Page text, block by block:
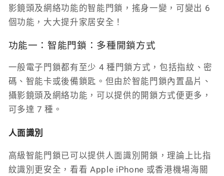
影鏡頭及網絡功能的智能門鎖，搖身一變，可變出 6
個功能，大大提升家居安全！
功能一：智能門鎖：多種開鎖方式
一般電子門鎖都有至少 4 種門鎖方式，包括指紋、密
碼、智能卡或後備鎖匙。但由於智能門鎖內置晶片、
攝影鏡頭及網絡功能，可以提供的開鎖方式便更多，
可多達 7 種。
人面識別
高級智能門鎖已可以提供人面識別開鎖，理論上比指
紋識別更安全，看看 Apple iPhone 或香港機場海關